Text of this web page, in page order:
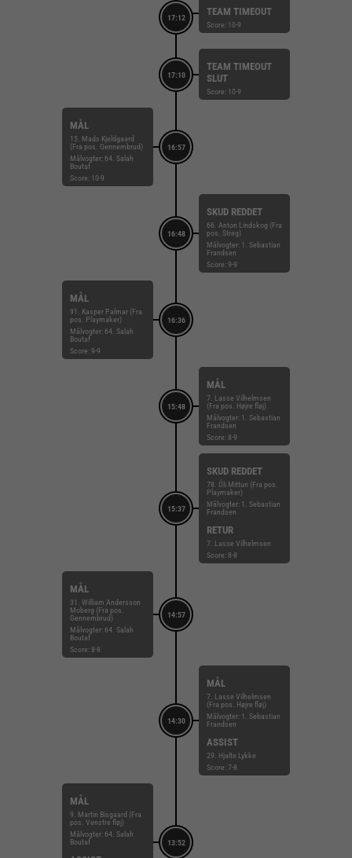
17:12
TEAM TIMEOUT
Score: 10-9
17:10
TEAM TIMEOUT
SLUT
Score: 10-9
16:57
MÅL
15. Mads Kjeldgaard
(Fra pos. Gennembrud)
Målvogter: 64. Salah
Boutaf
Score: 10-9
16:48
SKUD REDDET
66. Anton Lindskog (Fra
pos. Streg)
Målvogter: 1. Sebastian
Frandsen
Score: 9-9
16:36
MÅL
91. Kasper Palmar (Fra
pos. Playmaker)
Målvogter: 64. Salah
Boutaf
Score: 9-9
15:48
MÅL
7. Lasse Vilhelmsen
(Fra pos. Højre fløj)
Målvogter: 1. Sebastian
Frandsen
Score: 8-9
15:37
SKUD REDDET
78. Óli Mittun (Fra pos.
Playmaker)
Målvogter: 1. Sebastian
Frandsen
RETUR
7. Lasse Vilhelmsen
Score: 8-8
14:57
MÅL
31. William Andersson
Moberg (Fra pos.
Gennembrud)
Målvogter: 64. Salah
Boutaf
Score: 8-8
14:30
MÅL
7. Lasse Vilhelmsen
(Fra pos. Højre fløj)
Målvogter: 1. Sebastian
Frandsen
ASSIST
29. Hjalte Lykke
Score: 7-8
13:52
MÅL
9. Martin Bisgaard (Fra
pos. Venstre fløj)
Målvogter: 64. Salah
Boutaf